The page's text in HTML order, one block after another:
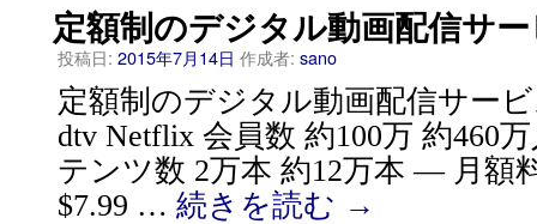
定額制のデジタル動画配信サ
投稿日: 2015年7月14日 作成者: sano
定額制のデジタル動画配信サー
dtv Netflix 会員数 約100万 約460
テンツ数 2万本 約12万本 — 月額
$7.99 … 続きを読む →